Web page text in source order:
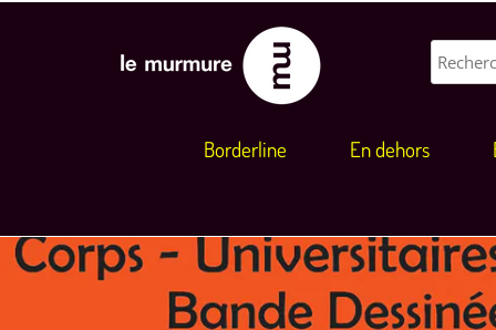
Borderline En dehors